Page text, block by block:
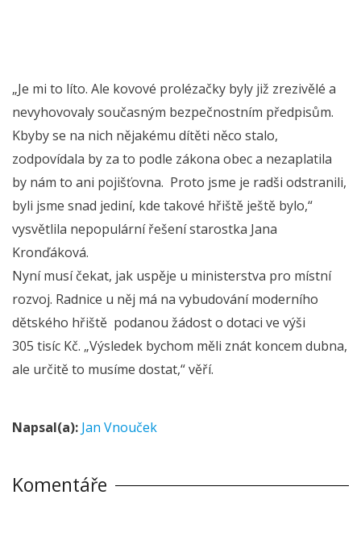
„Je mi to líto. Ale kovové prolézačky byly již zrezivělé a
nevyhovovaly současným bezpečnostním předpisům.
Kbyby se na nich nějakému dítěti něco stalo,
zodpovídala by za to podle zákona obec a nezaplatila
by nám to ani pojišťovna. Proto jsme je radši odstranili,
byli jsme snad jediní, kde takové hřiště ještě bylo,“
vysvětlila nepopulární řešení starostka Jana
Kronďáková.
Nyní musí čekat, jak uspěje u ministerstva pro místní
rozvoj. Radnice u něj má na vybudování moderního
dětského hřiště podanou žádost o dotaci ve výši
305 tisíc Kč. „Výsledek bychom měli znát koncem dubna,
ale určitě to musíme dostat,“ věří.
Napsal(a): Jan Vnouček
Komentáře